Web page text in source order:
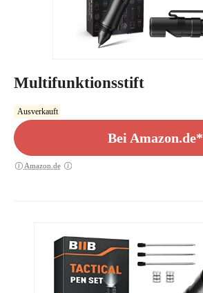
Multifunktionsstift
Ausverkauft
Bei Amazon.de*
Amazon.de